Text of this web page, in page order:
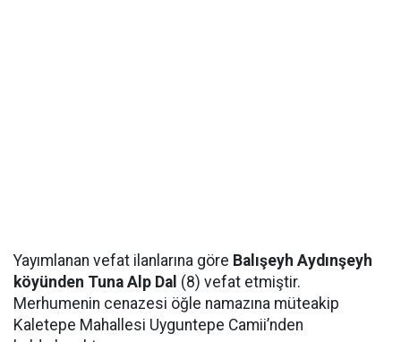
Yayımlanan vefat ilanlarına göre Balışeyh Aydınşeyh
köyünden Tuna Alp Dal (8) vefat etmiştir.
Merhumenin cenazesi öğle namazına müteakip
Kaletepe Mahallesi Uyguntepe Camii’nden